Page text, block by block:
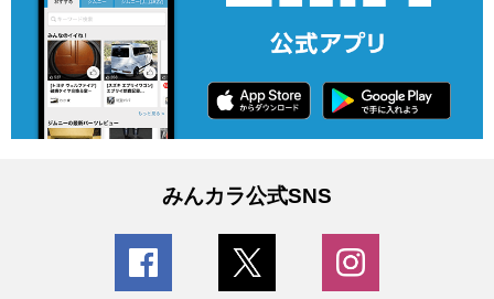
みんカラ公式SNS